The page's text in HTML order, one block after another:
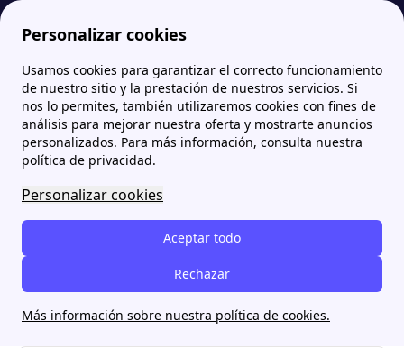
Personalizar cookies
Usamos cookies para garantizar el correcto funcionamiento
de nuestro sitio y la prestación de nuestros servicios. Si
nos lo permites, también utilizaremos cookies con fines de
análisis para mejorar nuestra oferta y mostrarte anuncios
personalizados. Para más información, consulta nuestra
política de privacidad.
Personalizar cookies
Aceptar todo
Rechazar
Más información sobre nuestra política de cookies.
Papernest.es More Tarifas de gas TUR para comunidades de vecinos (TUR 4): qué es, precios y cómo solicitarla
TUR para comunidades de
vecinos (TUR 4): qué es,
precios y cómo solicitarla
es la tarifa regulada de gas natural
destinada a comunidades de vecinos con
calefacción central. Te explicamos cómo
funciona, sus precios actualizados y quién